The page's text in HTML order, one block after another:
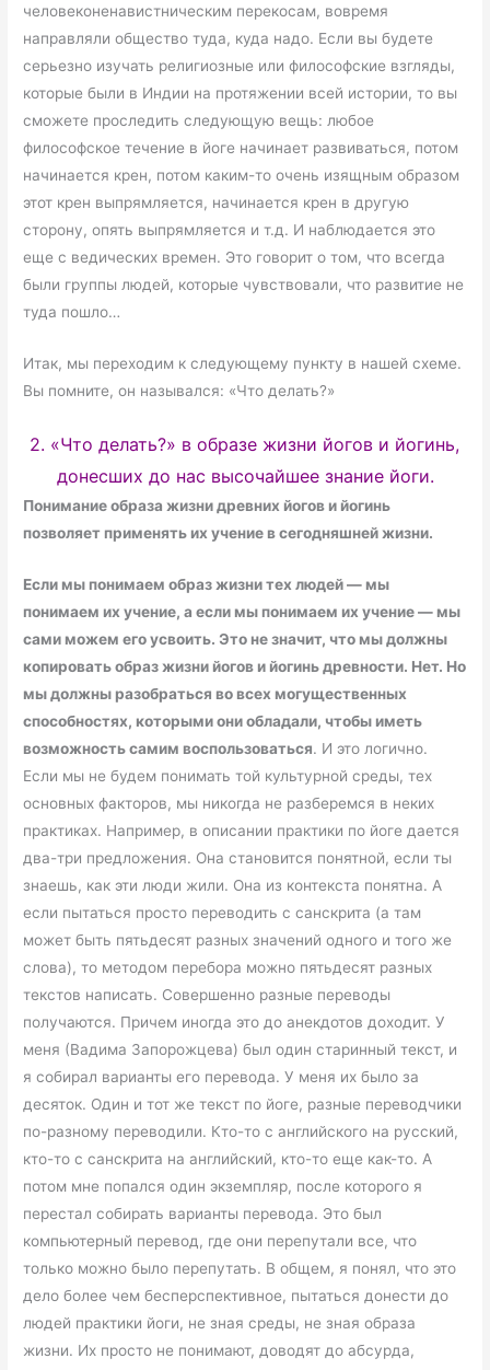
человеконенавистническим перекосам, вовремя
направляли общество туда, куда надо. Если вы будете
серьезно изучать религиозные или философские взгляды,
которые были в Индии на протяжении всей истории, то вы
сможете проследить следующую вещь: любое
философское течение в йоге начинает развиваться, потом
начинается крен, потом каким-то очень изящным образом
этот крен выпрямляется, начинается крен в другую
сторону, опять выпрямляется и т.д. И наблюдается это
еще с ведических времен. Это говорит о том, что всегда
были группы людей, которые чувствовали, что развитие не
туда пошло…
Итак, мы переходим к следующему пункту в нашей схеме.
Вы помните, он назывался: «Что делать?»
2. «Что делать?» в образе жизни йогов и йогинь,
донесших до нас высочайшее знание йоги.
Понимание образа жизни древних йогов и йогинь
позволяет применять их учение в сегодняшней жизни.
Если мы понимаем образ жизни тех людей — мы
понимаем их учение, а если мы понимаем их учение — мы
сами можем его усвоить. Это не значит, что мы должны
копировать образ жизни йогов и йогинь древности. Нет. Но
мы должны разобраться во всех могущественных
способностях, которыми они обладали, чтобы иметь
возможность самим воспользоваться. И это логично.
Если мы не будем понимать той культурной среды, тех
основных факторов, мы никогда не разберемся в неких
практиках. Например, в описании практики по йоге дается
два-три предложения. Она становится понятной, если ты
знаешь, как эти люди жили. Она из контекста понятна. А
если пытаться просто переводить с санскрита (а там
может быть пятьдесят разных значений одного и того же
слова), то методом перебора можно пятьдесят разных
текстов написать. Совершенно разные переводы
получаются. Причем иногда это до анекдотов доходит. У
меня (Вадима Запорожцева) был один старинный текст, и
я собирал варианты его перевода. У меня их было за
десяток. Один и тот же текст по йоге, разные переводчики
по-разному переводили. Кто-то с английского на русский,
кто-то с санскрита на английский, кто-то еще как-то. А
потом мне попался один экземпляр, после которого я
перестал собирать варианты перевода. Это был
компьютерный перевод, где они перепутали все, что
только можно было перепутать. В общем, я понял, что это
дело более чем бесперспективное, пытаться донести до
людей практики йоги, не зная среды, не зная образа
жизни. Их просто не понимают, доводят до абсурда,